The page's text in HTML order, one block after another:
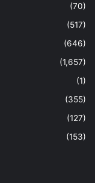
(70)
(517)
(646)
(1,657)
(1)
(355)
(127)
(153)